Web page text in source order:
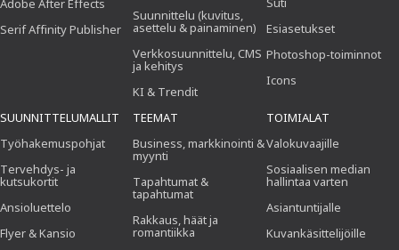
Adobe After Effects
Serif Affinity Publisher
Suunnittelu (kuvitus,
asettelu & painaminen)
Verkkosuunnittelu, CMS
ja kehitys
KI & Trendit
Esiasetukset
Photoshop-toiminnot
Icons
SUUNNITTELUMALLIT
Työhakemuspohjat
Tervehdys- ja
kutsukortit
Ansioluettelo
Flyer & Kansio
TEEMAT
Business, markkinointi &
myynti
Tapahtumat &
tapahtumat
Rakkaus, häät ja
romantiikka
TOIMIALAT
Valokuvaajille
Sosiaalisen median
hallintaa varten
Asiantuntijalle
Kuvankäsittelijöille